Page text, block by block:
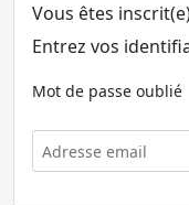
Vous êtes
Entrez vos
Mot de passe oublié